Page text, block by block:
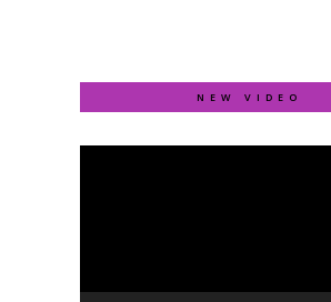
NEW VIDEO
Video